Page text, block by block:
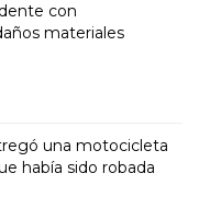
con
materiales
una motocicleta
había sido robada